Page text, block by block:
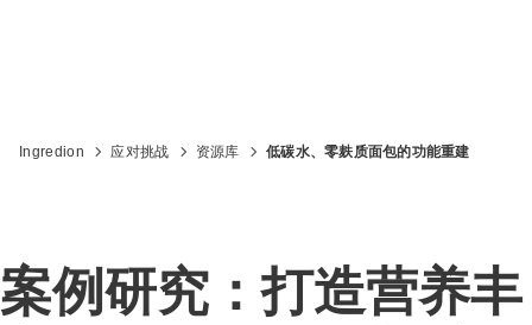
Ingredion 应对挑战 资源库 低碳水、零麸质面包的功能重建
案例研究：打造营养丰